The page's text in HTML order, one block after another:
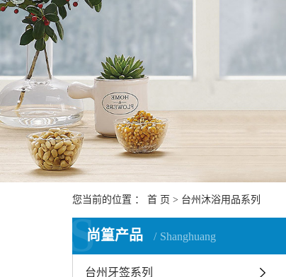
您当前的位置 ： 首 页 > 台州沐浴用品系列
尚篁产品 Shanghuang
S
台州牙签系列